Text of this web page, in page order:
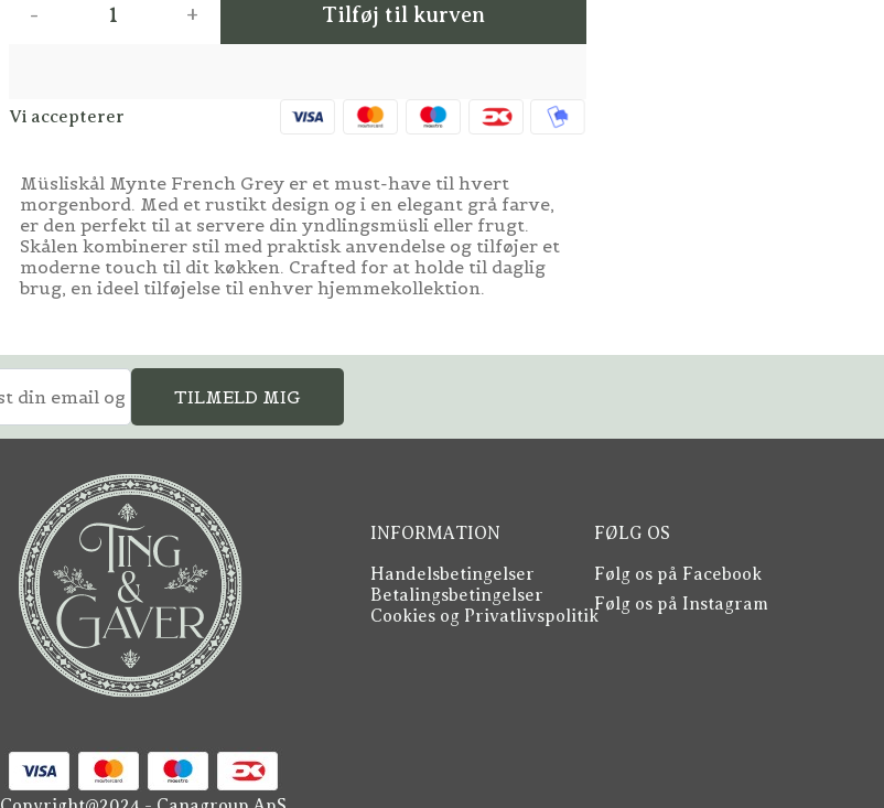
- + Tilføj til kurven
Vi accepterer
Müsliskål Mynte French Grey er et must-have til hvert
morgenbord. Med et rustikt design og i en elegant grå farve,
er den perfekt til at servere din yndlingsmüsli eller frugt.
Skålen kombinerer stil med praktisk anvendelse og tilføjer et
moderne touch til dit køkken. Crafted for at holde til daglig
brug, en ideel tilføjelse til enhver hjemmekollektion.
TILMELD MIG
INFORMATION
Handelsbetingelser
Betalingsbetingelser
Cookies og Privatlivspolitik
FØLG OS
Følg os på Facebook
Følg os på Instagram